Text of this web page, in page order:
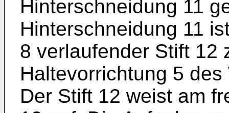
Hinterschneidung 11
Hinterschneidung 11
8 verlaufender Stift 12
Haltevorrichtung 5
Der Stift 12 weist am